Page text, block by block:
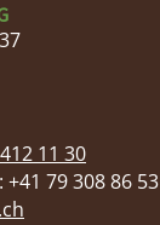
11 30
79 308 86 53